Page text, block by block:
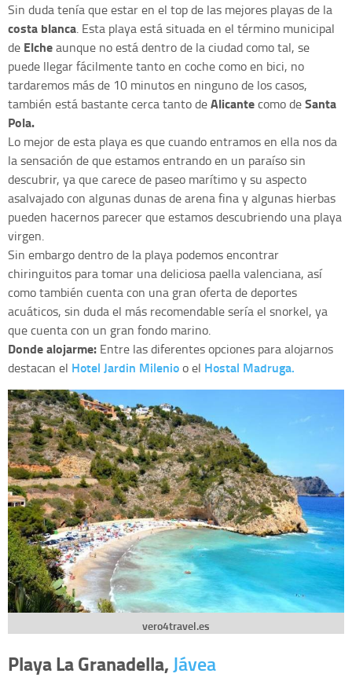
Sin duda tenía que estar en el top de las mejores playas de la
costa blanca. Esta playa está situada en el término municipal
de Elcheaunque no está dentro de la ciudad como tal, se
puede llegar fácilmente tanto en coche como en bici, no
tardaremos más de 10 minutos en ninguno de los casos,
también está bastante cerca tanto deAlicantecomo deSanta
Pola.
Lo mejor de esta playa es que cuando entramos en ella nos da
la sensación de que estamos entrando en un paraíso sin
descubrir, ya que carece de paseo marítimo y su aspecto
asalvajado con algunas dunas de arena fina y algunas hierbas
pueden hacernos parecer que estamos descubriendo una playa
virgen.
Sin embargo dentro de la playa podemos encontrar
chiringuitos para tomar una deliciosa paella valenciana, así
como también cuenta con una gran oferta de deportes
acuáticos, sin duda el más recomendable sería el snorkel, ya
que cuenta con un gran fondo marino.
Donde alojarme: Entre las diferentes opciones para alojarnos
destacan el Hotel Jardin Milenioo el Hostal Madruga.
vero4travel.es
Playa La Granadella, Jávea